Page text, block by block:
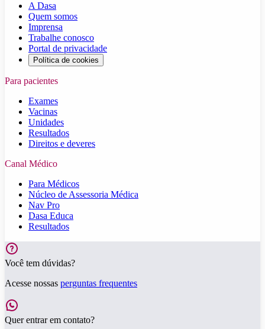
A Dasa
Quem somos
Imprensa
Trabalhe conosco
Portal de privacidade
Política de cookies
Para pacientes
Exames
Vacinas
Unidades
Resultados
Direitos e deveres
Canal Médico
Para Médicos
Núcleo de Assessoria Médica
Nav Pro
Dasa Educa
Resultados
Você tem dúvidas?
Acesse nossas perguntas frequentes
Quer entrar em contato?